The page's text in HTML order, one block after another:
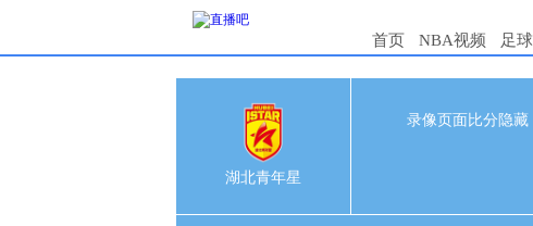
首页 NBA视频 足
湖北青年星
录像页面比分隐藏